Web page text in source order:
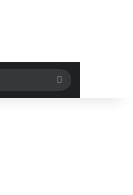
Search
for